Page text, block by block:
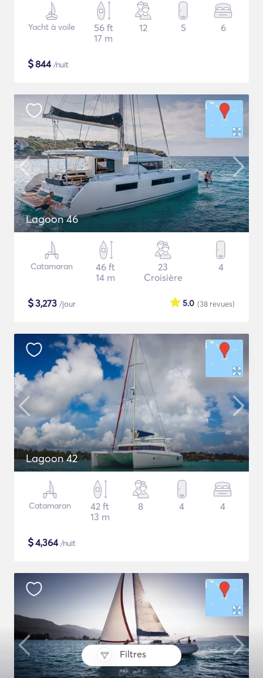
Filtres
Yacht à voile
56 ft
17 m
12 5 6
$844/nuit
Lagoon 46
Catamaran
46 ft
14 m
23
Croisière
4
$3,273 /jour (38 revues)
5.0
Lagoon 42
Catamaran
42 ft
13 m
8 4 4
$4,364/nuit